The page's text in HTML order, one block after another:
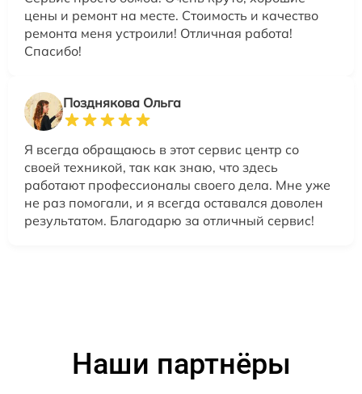
цены и ремонт на месте. Стоимость и качество
ремонта меня устроили! Отличная работа!
Спасибо!
Позднякова Ольга
Я всегда обращаюсь в этот сервис центр со
своей техникой, так как знаю, что здесь
работают профессионалы своего дела. Мне уже
не раз помогали, и я всегда оставался доволен
результатом. Благодарю за отличный сервис!
Наши партнёры